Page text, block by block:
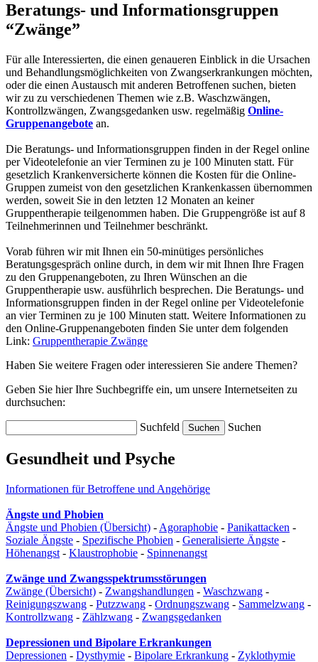
Beratungs- und Informationsgruppen
“Zwänge”
Für alle Interessierten, die einen genaueren Einblick in die Ursachen
und Behandlungsmöglichkeiten von Zwangserkrankungen möchten,
oder die einen Austausch mit anderen Betroffenen suchen, bieten
wir zu zu verschiedenen Themen wie z.B. Waschzwängen,
Kontrollzwängen, Zwangsgedanken usw. regelmäßig Online-
Gruppenangebote an.
Die Beratungs- und Informationsgruppen finden in der Regel online
per Videotelefonie an vier Terminen zu je 100 Minuten statt. Für
gesetzlich Krankenversicherte können die Kosten für die Online-
Gruppen zumeist von den gesetzlichen Krankenkassen übernommen
werden, soweit Sie in den letzten 12 Monaten an keiner
Gruppentherapie teilgenommen haben. Die Gruppengröße ist auf 8
Teilnehmerinnen und Teilnehmer beschränkt.
Vorab führen wir mit Ihnen ein 50-minütiges persönliches
Beratungsgespräch online durch, in dem wir mit Ihnen Ihre Fragen
zu den Gruppenangeboten, zu Ihren Wünschen an die
Gruppentherapie usw. ausführlich besprechen. Die Beratungs- und
Informationsgruppen finden in der Regel online per Videotelefonie
an vier Terminen zu je 100 Minuten statt. Weitere Informationen zu
den Online-Gruppenangeboten finden Sie unter dem folgenden
Link: Gruppentherapie Zwänge
Haben Sie weitere Fragen oder interessieren Sie andere Themen?
Geben Sie hier Ihre Suchbegriffe ein, um unsere Internetseiten zu
durchsuchen:
Suchfeld Suchen
Gesundheit und Psyche
Informationen für Betroffene und Angehörige
Ängste und Phobien
Ängste und Phobien (Übersicht) - Agoraphobie - Panikattacken -
Soziale Ängste - Spezifische Phobien - Generalisierte Ängste -
Höhenangst - Klaustrophobie - Spinnenangst
Zwänge und Zwangsspektrumsstörungen
Zwänge (Übersicht) - Zwangshandlungen - Waschzwang -
Reinigungszwang - Putzzwang - Ordnungszwang - Sammelzwang -
Kontrollzwang - Zählzwang - Zwangsgedanken
Depressionen und Bipolare Erkrankungen
Depressionen - Dysthymie - Bipolare Erkrankung - Zyklothymie